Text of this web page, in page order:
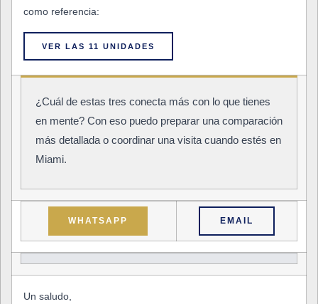
como referencia:
VER LAS 11 UNIDADES
¿Cuál de estas tres conecta más con lo que tienes
en mente? Con eso puedo preparar una comparación
más detallada o coordinar una visita cuando estés en
Miami.
WHATSAPP EMAIL
Un saludo,